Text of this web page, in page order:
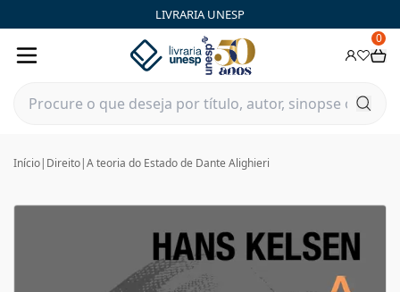
LIVRARIA UNESP
0
Início| Direito|A teoria do Estado de Dante Alighieri